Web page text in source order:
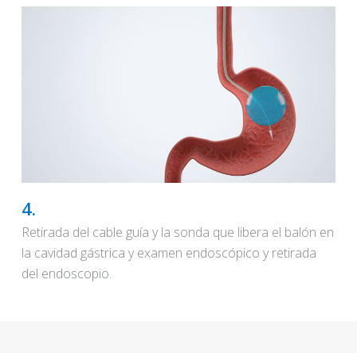
4.
Retirada del cable guía y la sonda que libera el balón en
la cavidad gástrica y examen endoscópico y retirada
del endoscopio.